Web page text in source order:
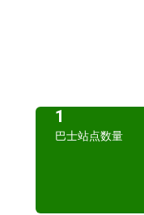
1
巴士站点数量